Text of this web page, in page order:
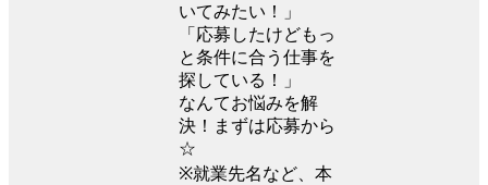
いてみたい！」
「応募したけどもっ
と条件に合う仕事を
探している！」
なんてお悩みを解
決！まずは応募から
☆
※就業先名など、本